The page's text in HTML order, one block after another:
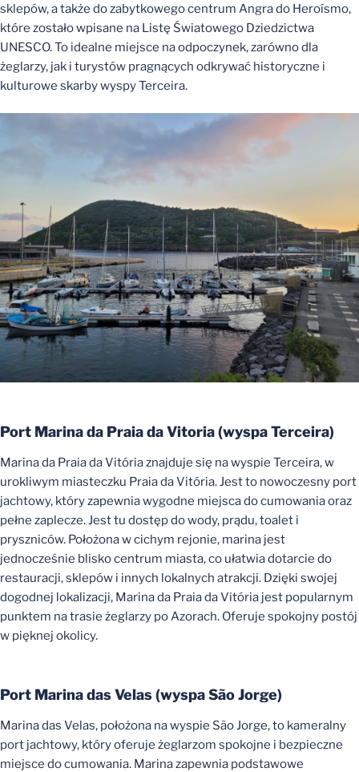
sklepów, a także do zabytkowego centrum Angra do Heroísmo,
które zostało wpisane na Listę Światowego Dziedzictwa
UNESCO. To idealne miejsce na odpoczynek, zarówno dla
żeglarzy, jak i turystów pragnących odkrywać historyczne i
kulturowe skarby wyspy Terceira.
Port Marina da Praia da Vitoria (wyspaTerceira)
Marina da Praia da Vitória znajduje się na wyspie Terceira, w
urokliwym miasteczku Praia da Vitória. Jest to nowoczesny port
jachtowy, który zapewnia wygodne miejsca do cumowania oraz
pełne zaplecze. Jest tu dostęp do wody, prądu, toalet i
pryszniców. Położona w cichym rejonie, marina jest
jednocześnie blisko centrum miasta, co ułatwia dotarcie do
restauracji, sklepów i innych lokalnych atrakcji. Dzięki swojej
dogodnej lokalizacji, Marina da Praia da Vitória jest popularnym
punktem na trasie żeglarzy po Azorach. Oferuje spokojny postój
w pięknej okolicy.
Port Marina das Velas (wyspaSão Jorge)
Marina das Velas, położona na wyspie São Jorge, to kameralny
port jachtowy, który oferuje żeglarzom spokojne i bezpieczne
miejsce do cumowania. Marina zapewnia podstawowe